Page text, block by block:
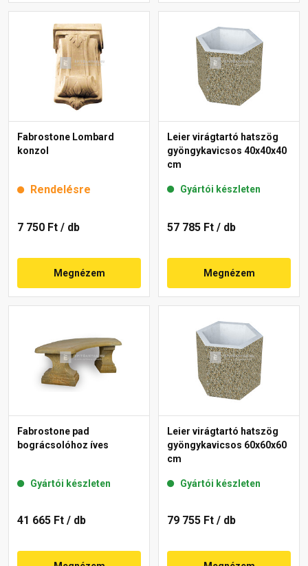
Fabrostone Lombard
konzol
Rendelésre
7 750 Ft / db
Megnézem
Leier virágtartó hatszög
gyöngykavicsos 40x40x40
cm
Gyártói készleten
57 785 Ft / db
Megnézem
Fabrostone pad
bográcsolóhoz íves
Gyártói készleten
41 665 Ft / db
Leier virágtartó hatszög
gyöngykavicsos 60x60x60
cm
Gyártói készleten
79 755 Ft / db